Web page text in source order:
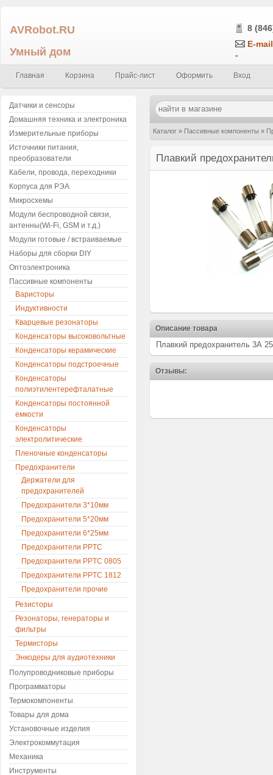
AVRobot.RU
Умный дом
8
E-
-
Главная Корзина Прайс-лист Оформить Вход
Каталог » Пассивные компоненты »
Плавкий
Описание товара
Плавкий предохранитель 3А
Отзывы:
Датчики и сенсоры
Домашняя техника и электроника
Измерительные приборы
Источники питания,
преобразователи
Кабели, провода, переходники
Корпуса для РЭА
Микросхемы
Модули беспроводной связи,
антенны(Wi-Fi, GSM и т.д.)
Модули готовые / встраиваемые
Наборы для сборки DIY
Оптоэлектроника
Пассивные компоненты
Варисторы
Индуктивности
Кварцевые резонаторы
Конденсаторы высоковольтные
Конденсаторы керамические
Конденсаторы подстроечные
Конденсаторы
полиэтилентерефталатные
Конденсаторы постоянной
емкости
Конденсаторы
электролитические
Пленочные конденсаторы
Предохранители
Держатели для
предохранителей
Предохранители 3*10мм
Предохранители 5*20мм
Предохранители 6*25мм
Предохранители PPTC
Предохранители PPTC 0805
Предохранители PPTC 1812
Предохранители прочие
Резисторы
Резонаторы, генераторы и
фильтры
Термисторы
Энкодеры для аудиотехники
Полупроводниковые приборы
Программаторы
Термокомпоненты
Товары для дома
Установочные изделия
Электрокоммутация
Механика
Инструменты